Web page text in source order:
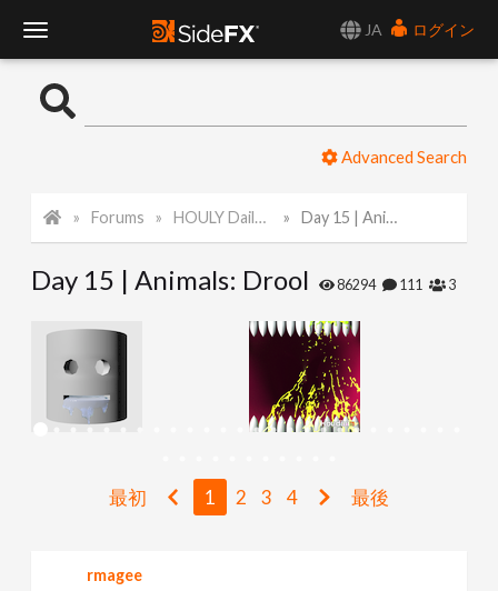
JA
ログイン
o
l
Advanced Search
Forums HOULY Daily Challenge Day 15 | Animals: Drool
Day 15 | Animals: Drool 86294 111 3
最初 1 2 3 4 最後
rmagee